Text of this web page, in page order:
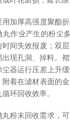
用加厚高强度聚酯
丸作业产生的粉尘
时间失效报废；双
出现孔洞、掉料。
尘器运行压差上升
附着在滤材表面的
环回收效率。
丸粉末回收需求，